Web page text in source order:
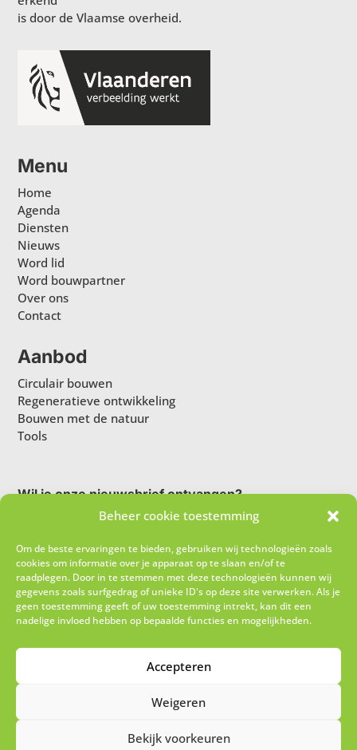
Beheer cookie toestemming
Om de beste ervaringen te bieden, gebruiken wij technologieën zoals
cookies om informatie over je apparaat op te slaan en/of te
raadplegen. Door in te stemmen met deze technologieën kunnen wij
gegevens zoals surfgedrag of unieke ID's op deze site verwerken. Als je
geen toestemming geeft of uw toestemming intrekt, kan dit een
nadelige invloed hebben op bepaalde functies en mogelijkheden.
Accepteren
Weigeren
Bekijk voorkeuren
is door de Vlaamse overheid.
Menu
Home
Agenda
Diensten
Nieuws
Word lid
Word bouwpartner
Over ons
Contact
Aanbod
Circulair bouwen
Regeneratieve ontwikkeling
Bouwen met de natuur
Tools
Wil je onze nieuwsbrief ontvangen?
Ik schrijf me in!